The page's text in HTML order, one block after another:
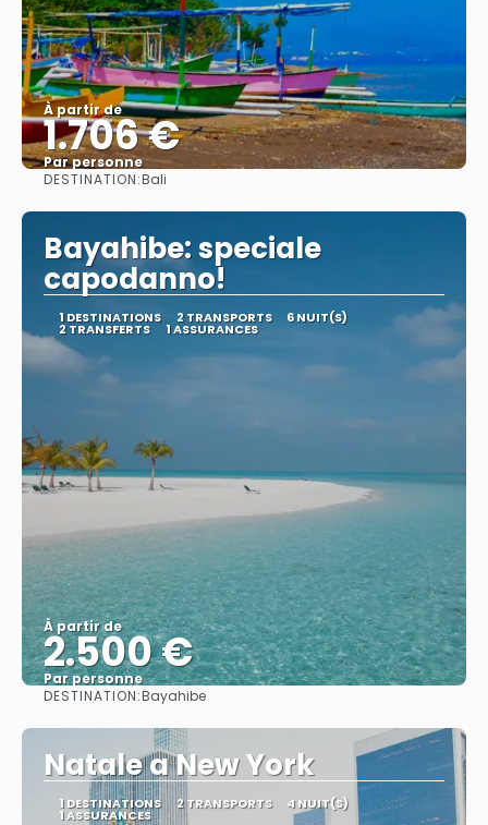
À partir de
1.706 €
Par personne
DESTINATION:Bali
Bayahibe: speciale
capodanno!
1 DESTINATIONS 2 TRANSPORTS 6 NUIT(S)
2 TRANSFERTS 1 ASSURANCES
À partir de
2.500 €
Par personne
DESTINATION:Bayahibe
Natale a New York
1 DESTINATIONS 2 TRANSPORTS 4 NUIT(S)
1 ASSURANCES